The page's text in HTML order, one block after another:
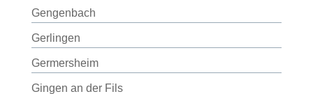
Gengenbach
Gerlingen
Germersheim
Gingen an der Fils